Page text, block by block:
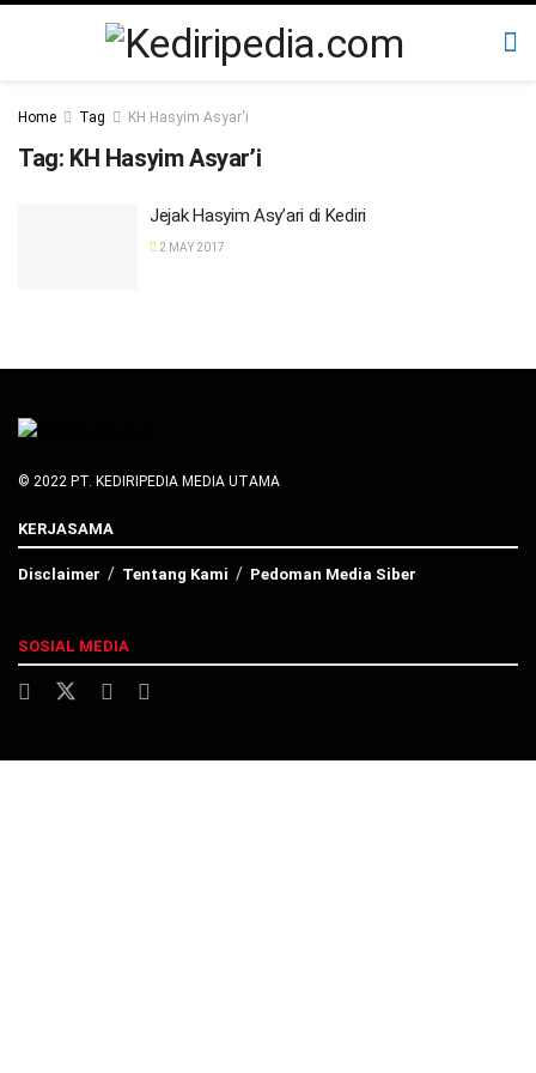
Home Tag KH Hasyim Asyar'i
Tag: KH Hasyim Asyar’i
Jejak Hasyim Asy’ari di Kediri
2 MAY 2017
© 2022 PT. KEDIRIPEDIA MEDIA UTAMA
KERJASAMA
Disclaimer Tentang Kami Pedoman Media Siber
SOSIAL MEDIA